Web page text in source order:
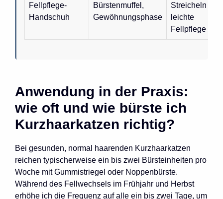
Fellpflege-
Handschuh
Bürstenmuffel,
Gewöhnungsphase
Streicheln und
leichte
Fellpflege
Anwendung in der Praxis:
wie oft und wie bürste ich
Kurzhaarkatzen richtig?
Bei gesunden, normal haarenden Kurzhaarkatzen
reichen typischerweise ein bis zwei Bürsteinheiten pro
Woche mit Gummistriegel oder Noppenbürste.
Während des Fellwechsels im Frühjahr und Herbst
erhöhe ich die Frequenz auf alle ein bis zwei Tage, um